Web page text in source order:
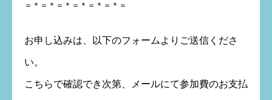
＝＊＝＊＝＊＝＊＝＊＝＊＝
お申し込みは、以下のフォームよりご送信くださ
い。
こちらで確認でき次第、メールにて参加費のお支払